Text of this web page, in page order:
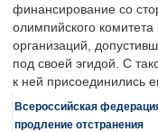
финансирование со
олимпийского
организаций,
под своей эгидой. С
к ней присоединились
Всероссийская
продление отстранения